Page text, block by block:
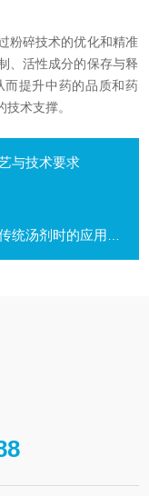
粉碎技术的优化和精准
、活性成分的保存与释
提升中药的品质和药
术支撑。
与技术要求
剂时的应用优势探究